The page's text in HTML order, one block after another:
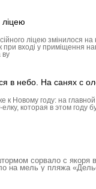
ліцею
ліцею змінилося
вході у приміщення
ву
в небо. На санях с
к Новому году: на
которая в этом году
сорвало с якоря
на мель у пляжа